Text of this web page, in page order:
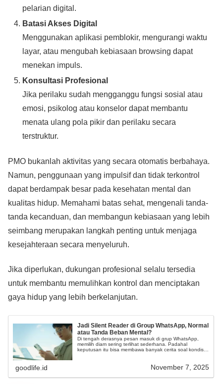
pelarian digital.
Batasi Akses Digital
Menggunakan aplikasi pemblokir, mengurangi waktu
layar, atau mengubah kebiasaan browsing dapat
menekan impuls.
Konsultasi Profesional
Jika perilaku sudah mengganggu fungsi sosial atau
emosi, psikolog atau konselor dapat membantu
menata ulang pola pikir dan perilaku secara
terstruktur.
PMO bukanlah aktivitas yang secara otomatis berbahaya.
Namun, penggunaan yang impulsif dan tidak terkontrol
dapat berdampak besar pada kesehatan mental dan
kualitas hidup. Memahami batas sehat, mengenali tanda-
tanda kecanduan, dan membangun kebiasaan yang lebih
seimbang merupakan langkah penting untuk menjaga
kesejahteraan secara menyeluruh.
Jika diperlukan, dukungan profesional selalu tersedia
untuk membantu memulihkan kontrol dan menciptakan
gaya hidup yang lebih berkelanjutan.
Jadi Silent Reader di Group WhatsApp, Normal
atau Tanda Beban Mental?
Di tengah derasnya pesan masuk di grup WhatsApp,
memilih diam sering terlihat sederhana. Padahal
keputusan itu bisa membawa banyak cerita soal kondisi
goodlife.id November 7, 2025